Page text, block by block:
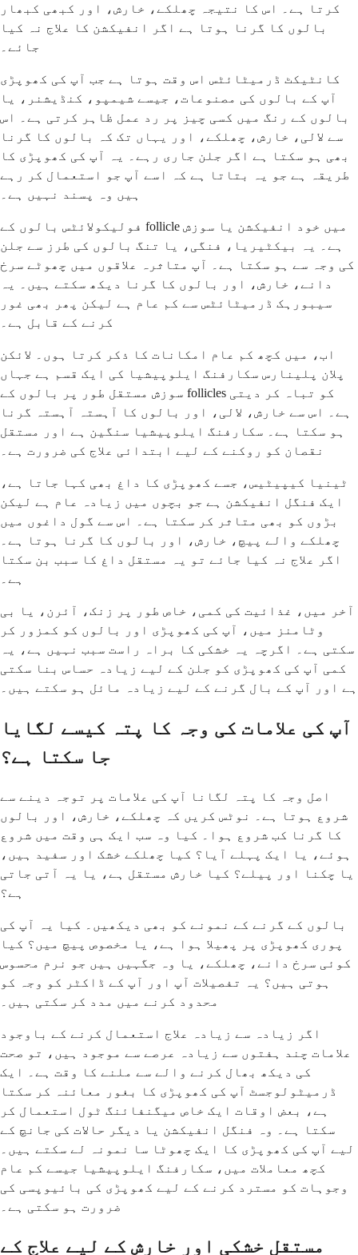
کرتا ہے۔ اس کا نتیجہ چھلکے، خارش، اور کبھی کبھار
بالوں کا گرنا ہوتا ہے اگر انفیکشن کا علاج نہ کیا
جائے۔
کانٹیکٹ ڈرمیٹائٹس اس وقت ہوتا ہے جب آپ کی کھوپڑی
آپ کے بالوں کی مصنوعات، جیسے شیمپو، کنڈیشنر، یا
بالوں کے رنگ میں کسی چیز پر رد عمل ظاہر کرتی ہے۔ اس
سے لالی، خارش، چھلکے، اور یہاں تک کہ بالوں کا گرنا
بھی ہو سکتا ہے اگر جلن جاری رہے۔ یہ آپ کی کھوپڑی کا
طریقہ ہے جو یہ بتاتا ہے کہ اسے آپ جو استعمال کر رہے
ہیں وہ پسند نہیں ہے۔
فولیکولائٹس بالوں کے follicle میں خود انفیکشن یا سوزش
ہے۔ یہ بیکٹیریا، فنگی، یا تنگ بالوں کی طرز سے جلن
کی وجہ سے ہو سکتا ہے۔ آپ متاثرہ علاقوں میں چھوٹے سرخ
دانے، خارش، اور بالوں کا گرنا دیکھ سکتے ہیں۔ یہ
سیبورہک ڈرمیٹائٹس سے کم عام ہے لیکن پھر بھی غور
کرنے کے قابل ہے۔
اب، میں کچھ کم عام امکانات کا ذکر کرتا ہوں۔ لائکن
پلان پلینارس سکارفنگ ایلوپیشیا کی ایک قسم ہے جہاں
سوزش مستقل طور پر بالوں کے follicles کو تباہ کر دیتی
ہے۔ اس سے خارش، لالی، اور بالوں کا آہستہ آہستہ گرنا
ہو سکتا ہے۔ سکارفنگ ایلوپیشیا سنگین ہے اور مستقل
نقصان کو روکنے کے لیے ابتدائی علاج کی ضرورت ہے۔
ٹینیا کیپیٹیس، جسے کھوپڑی کا داغ بھی کہا جاتا ہے،
ایک فنگل انفیکشن ہے جو بچوں میں زیادہ عام ہے لیکن
بڑوں کو بھی متاثر کر سکتا ہے۔ اس سے گول داغوں میں
چھلکے والے پیچ، خارش، اور بالوں کا گرنا ہوتا ہے۔
اگر علاج نہ کیا جائے تو یہ مستقل داغ کا سبب بن سکتا
ہے۔
آخر میں، غذائیت کی کمی، خاص طور پر زنک، آئرن، یا بی
وٹامنز میں، آپ کی کھوپڑی اور بالوں کو کمزور کر
سکتی ہے۔ اگرچہ یہ خشکی کا براہ راست سبب نہیں ہے، یہ
کمی آپ کی کھوپڑی کو جلن کے لیے زیادہ حساس بنا سکتی
ہے اور آپ کے بال گرنے کے لیے زیادہ مائل ہو سکتے ہیں۔
آپ کی علامات کی وجہ کا پتہ کیسے لگایا
جا سکتا ہے؟
اصل وجہ کا پتہ لگانا آپ کی علامات پر توجہ دینے سے
شروع ہوتا ہے۔ نوٹس کریں کہ چھلکے، خارش، اور بالوں
کا گرنا کب شروع ہوا۔ کیا وہ سب ایک ہی وقت میں شروع
ہوئے، یا ایک پہلے آیا؟ کیا چھلکے خشک اور سفید ہیں،
یا چکنا اور پیلے؟ کیا خارش مستقل ہے، یا یہ آتی جاتی
ہے؟
بالوں کے گرنے کے نمونے کو بھی دیکھیں۔ کیا یہ آپ کی
پوری کھوپڑی پر پھیلا ہوا ہے، یا مخصوص پیچ میں؟ کیا
کوئی سرخ دانے، چھلکے، یا وہ جگہیں ہیں جو نرم محسوس
ہوتی ہیں؟ یہ تفصیلات آپ اور آپ کے ڈاکٹر کو وجہ کو
محدود کرنے میں مدد کر سکتی ہیں۔
اگر زیادہ سے زیادہ علاج استعمال کرنے کے باوجود
علامات چند ہفتوں سے زیادہ عرصے سے موجود ہیں، تو صحت
کی دیکھ بھال کرنے والے سے ملنے کا وقت ہے۔ ایک
ڈرمیٹولوجسٹ آپ کی کھوپڑی کا بغور معائنہ کر سکتا
ہے، بعض اوقات ایک خاص میگنفائنگ ٹول استعمال کر
سکتا ہے۔ وہ فنگل انفیکشن یا دیگر حالات کی جانچ کے
لیے آپ کی کھوپڑی کا ایک چھوٹا سا نمونہ لے سکتے ہیں۔
کچھ معاملات میں، سکارفنگ ایلوپیشیا جیسے کم عام
وجوہات کو مسترد کرنے کے لیے کھوپڑی کی بائیوپسی کی
ضرورت ہو سکتی ہے۔
مستقل خشکی اور خارش کے لیے علاج کے